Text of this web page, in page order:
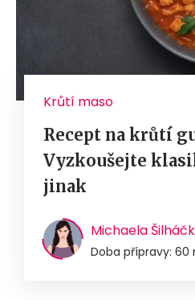
Krůtí maso
Recept na krůtí
Vyzkoušejte
jinak
Michaela
Doba přípravy: 60